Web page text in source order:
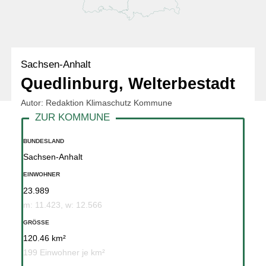
Sachsen-Anhalt
Quedlinburg, Welterbestadt
Autor: Redaktion Klimaschutz Kommune
BUNDESLAND
Sachsen-Anhalt
EINWOHNER
23.989
m: 11.423, w: 12.566
GRÖSSE
120.46 km²
199 Einwohner je km²